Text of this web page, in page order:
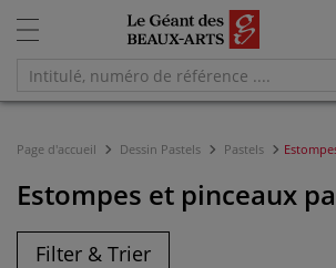
Page d'accueil Dessin Pastels Pastels
Estompes et pinceaux
Filter & Trier